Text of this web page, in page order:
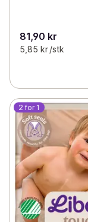
81,90 kr
5,85 kr /stk
2 for 1